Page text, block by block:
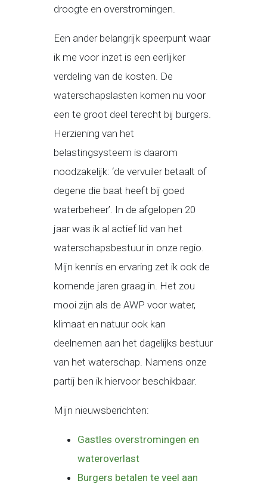
droogte en overstromingen.
Een ander belangrijk speerpunt waar
ik me voor inzet is een eerlijker
verdeling van de kosten. De
waterschapslasten komen nu voor
een te groot deel terecht bij burgers.
Herziening van het
belastingsysteem is daarom
noodzakelijk: ‘de vervuiler betaalt of
degene die baat heeft bij goed
waterbeheer’. In de afgelopen 20
jaar was ik al actief lid van het
waterschapsbestuur in onze regio.
Mijn kennis en ervaring zet ik ook de
komende jaren graag in. Het zou
mooi zijn als de AWP voor water,
klimaat en natuur ook kan
deelnemen aan het dagelijks bestuur
van het waterschap. Namens onze
partij ben ik hiervoor beschikbaar.
Mijn nieuwsberichten:
Gastles overstromingen en
wateroverlast
Burgers betalen te veel aan